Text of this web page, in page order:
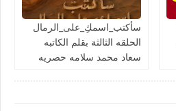
سأكتب_اسمكِ_على_الرمال
الحلقه الثالثة بقلم الكاتبه
سعاد محمد سلامه حصريه